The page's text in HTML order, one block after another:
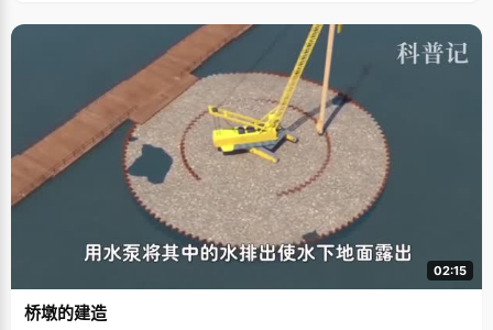
02:15
桥墩的建造